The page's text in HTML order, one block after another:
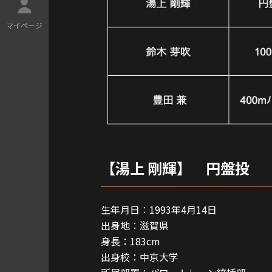
マイページ
【湯上 剛輝】 円盤
生年月日：1993年4月14日
出身地：滋賀県
身長：183cm
出身校：中京大学